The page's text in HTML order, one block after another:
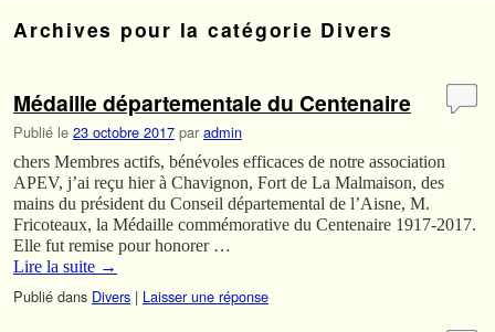
Archives pour la catégorie Divers
Médaille départementale du Centenaire
Publié le 23 octobre 2017 par admin
chers Membres actifs, bénévoles efficaces de notre association
APEV, j’ai reçu hier à Chavignon, Fort de La Malmaison, des
mains du président du Conseil départemental de l’Aisne, M.
Fricoteaux, la Médaille commémorative du Centenaire 1917-2017.
Elle fut remise pour honorer …
Lire la suite →
Publié dans Divers | Laisser une réponse